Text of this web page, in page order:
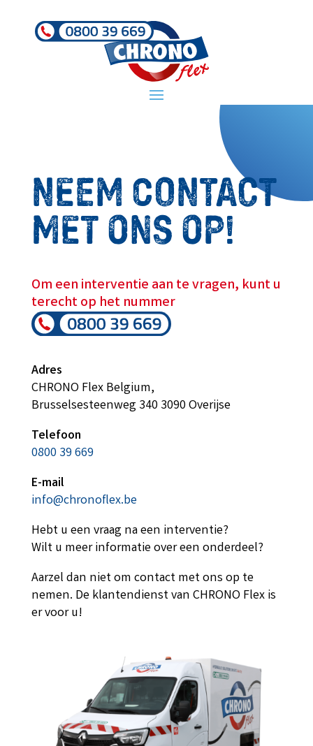
NEEM CONTACT
MET ONS OP!
Om een interventie aan te vragen, kunt u
terecht op het nummer
Adres
CHRONO Flex Belgium,
Brusselsesteenweg 340 3090 Overijse
Telefoon
0800 39 669
E-mail
info@chronoflex.be
Hebt u een vraag na een interventie?
Wilt u meer informatie over een onderdeel?
Aarzel dan niet om contact met ons op te
nemen. De klantendienst van CHRONO Flex is
er voor u!